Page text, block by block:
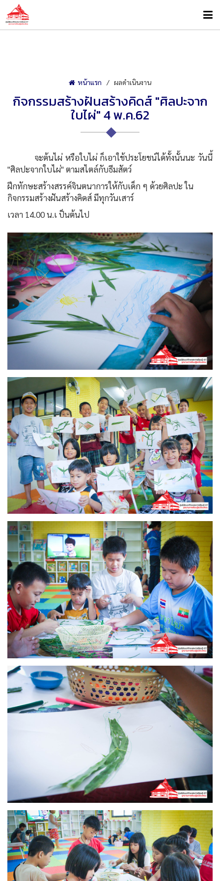
หน้าแรก ผลดำเนินงาน
กิจกรรมสร้างฝันสร้างคิดส์ "ศิลปะจาก
ใบไผ่" 4 พ.ค.62
จะต้นไผ่ หรือใบไผ่ ก็เอาใช้ประโยชน์ได้ทั้งนั้นนะ วันนี้
"ศิลปะจากใบไผ่" ตามสไตล์กับธีมสัตว์
ฝึกทักษะสร้างสรรค์จินตนาการให้กับเด็ก ๆ ด้วยศิลปะ ใน
กิจกรรมสร้างฝันสร้างคิดส์ มีทุกวันเสาร์
เวลา 14.00 น.เ ป็นต้นไป